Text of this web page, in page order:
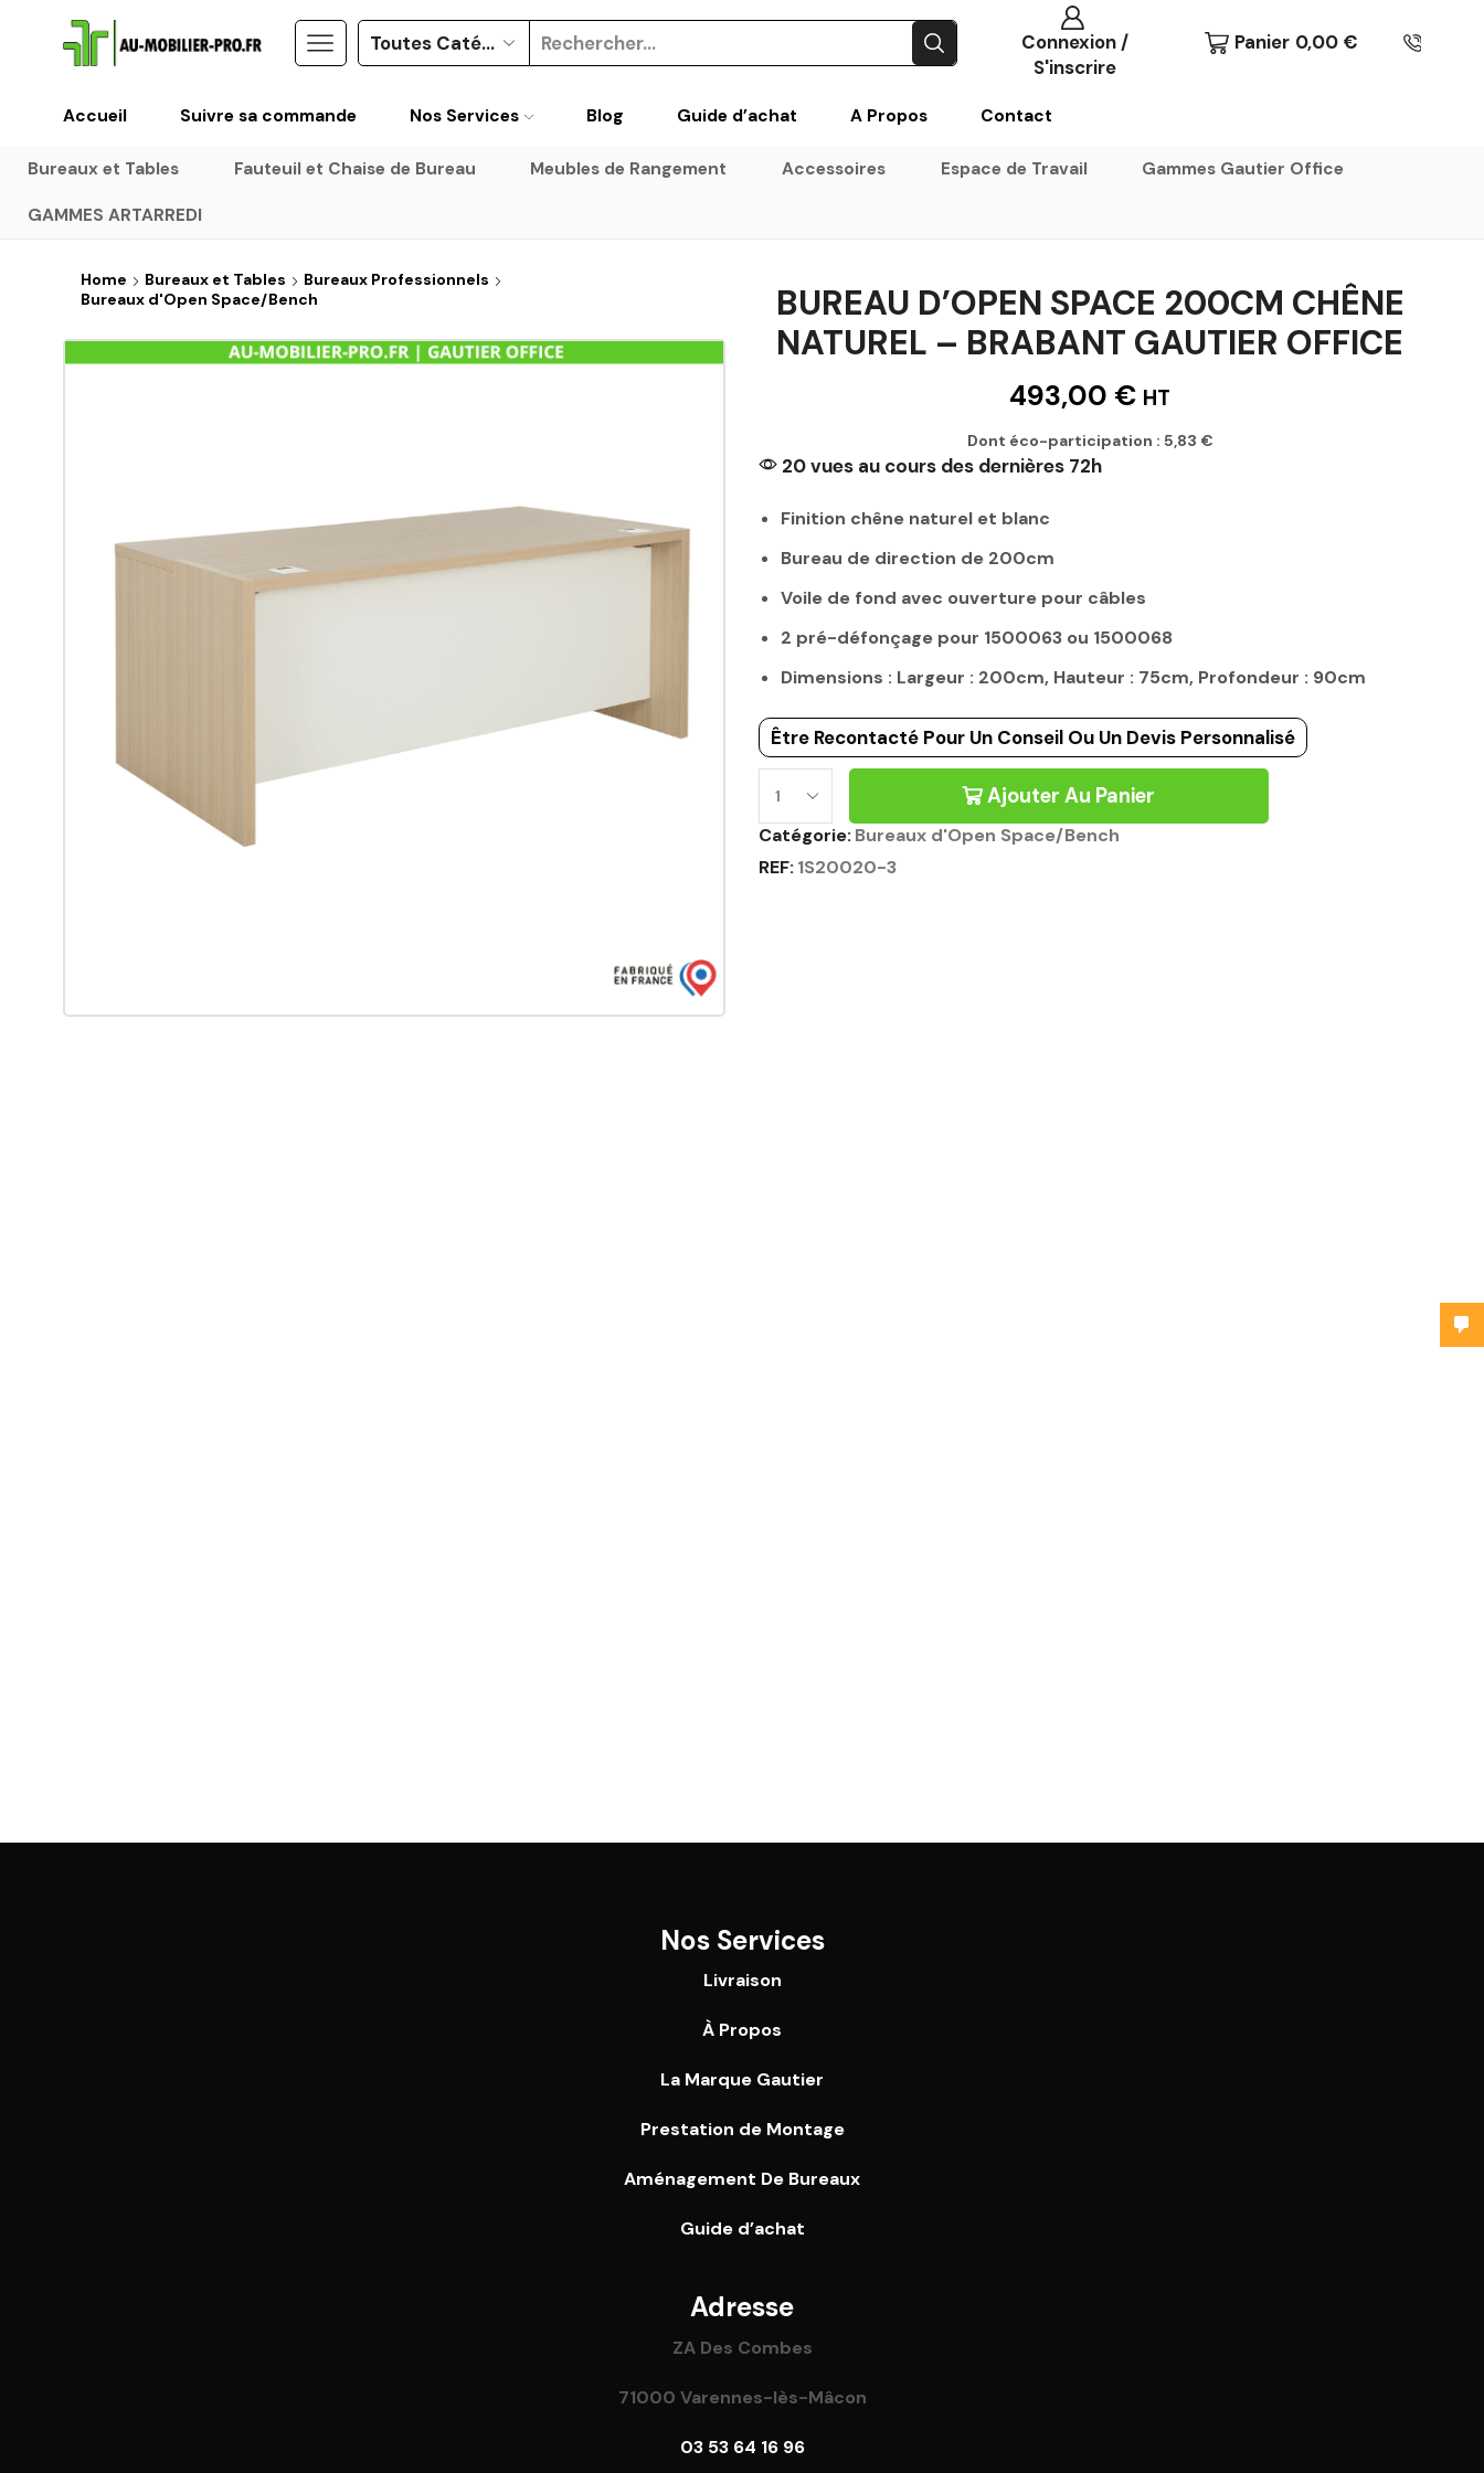
Connexion /
S'inscrire
Panier 0,00 €
Accueil Suivre sa commande Nos Services Blog Guide d’achat A Propos Contact
Bureaux et Tables Fauteuil et Chaise de Bureau Meubles de Rangement Accessoires Espace de Travail Gammes Gautier Office
GAMMES ARTARREDI
Home Bureaux et Tables
Bureaux Professionnels
Bureaux d'Open Space/Bench
BUREAU D’OPEN SPACE 200CM CHÊNE
NATUREL – BRABANT GAUTIER OFFICE
493,00 € HT
Dont éco-participation : 5,83 €
20 vues au cours des dernières 72h
Finition chêne naturel et blanc
Bureau de direction de 200cm
Voile de fond avec ouverture pour câbles
2 pré-défonçage pour 1500063 ou 1500068
Dimensions : Largeur : 200cm, Hauteur : 75cm, Profondeur : 90cm
Être Recontacté Pour Un Conseil Ou Un Devis Personnalisé
Ajouter Au Panier
Catégorie: Bureaux d'Open Space/Bench
REF: 1S20020-3
Nos Services
Livraison
À Propos
La Marque Gautier
Prestation de Montage
Aménagement De Bureaux
Guide d’achat
Adresse
ZA Des Combes
71000 Varennes-lès-Mâcon
03 53 64 16 96